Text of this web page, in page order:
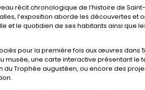
récit chronologique de l’histoire de
l’exposition aborde les découvertes et
et le quotidien de ses habitants ainsi que
pour la première fois aux œuvres dans
musée, une carte interactive présentant le
du Trophée augustéen, ou encore des